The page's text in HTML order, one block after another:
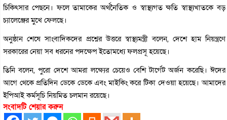
চিকিৎসার পেছনে। ফলে তামাকের অর্থনৈতিক ও স্বাস্থ্যগত ক্ষতি স্বাস্থ্যখাতকে বড়
চ্যালেঞ্জের মুখে ফেলছে।
অনুষ্ঠান শেষে সাংবাদিকদের প্রশ্নের উত্তরে স্বাস্থ্যমন্ত্রী বলেন, দেশে হাম নিয়ন্ত্রণে
সরকারের নেয়া সব ধরনের পদক্ষেপ ইতোমধ্যে ফলপ্রসূ হয়েছে।
তিনি বলেন, পুরো দেশে আমরা লক্ষ্যের চেয়েও বেশি টার্গেট অর্জন করেছি। ঈদের
আগে থেকে প্রতিদিন ডেকে ডেকে এবং মাইকিং করে টিকা দেওয়া হয়েছে। আমাদের
ইপিআই কর্মসূচি নিয়মিত চলমান রয়েছে।
সংবাদটি শেয়ার করুন